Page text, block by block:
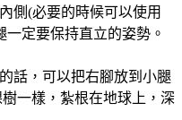
側(必要的時候可以使用
定要保持直立的姿勢。
話，可以把右腳放到小腿
一樣，紮根在地球上，深